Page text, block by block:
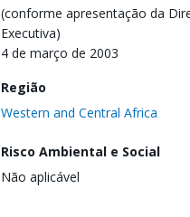
(conforme apresentação da
Executiva)
4 de março de 2003
Região
Western and Central Africa
Risco Ambiental e Social
Não aplicável